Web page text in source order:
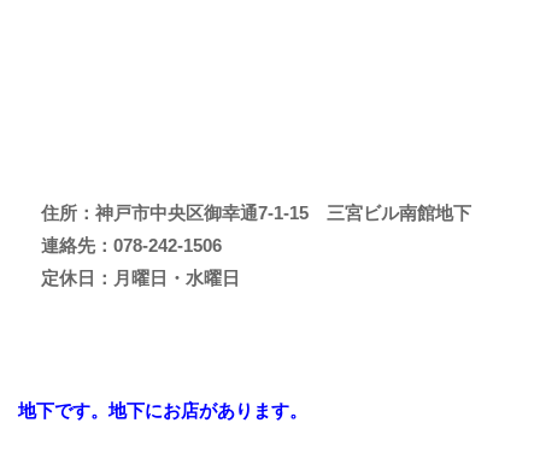
住所：神戸市中央区御幸通7-1-15 三宮ビル南館地下
連絡先：078-242-1506
定休日：月曜日・水曜日
地下です。地下にお店があります。